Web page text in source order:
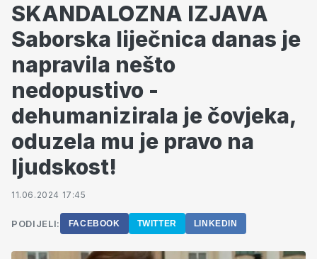
SKANDALOZNA IZJAVA
Saborska liječnica danas je
napravila nešto
nedopustivo -
dehumanizirala je čovjeka,
oduzela mu je pravo na
ljudskost!
11.06.2024 17:45
PODIJELI: FACEBOOK TWITTER LINKEDIN